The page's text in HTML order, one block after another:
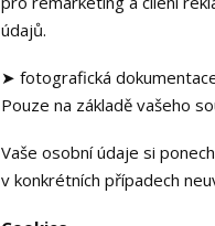
údajů.
➤ fotografická
Pouze na základě vašeho
Vaše osobní údaje si
v konkrétních případech